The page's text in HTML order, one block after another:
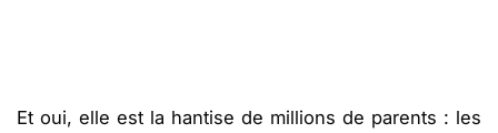
Et oui, elle est la hantise de millions de parents : les